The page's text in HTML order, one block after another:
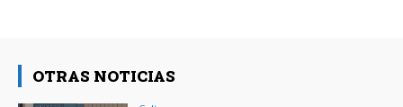
OTRAS NOTICIAS